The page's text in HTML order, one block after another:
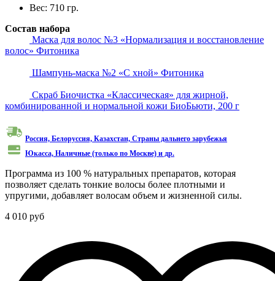
Вес: 710 гр.
Состав набора
Маска для волос №3 «Нормализация и восстановление
волос» Фитоника
Шампунь-маска №2 «С хной» Фитоника
Скраб Биочистка «Классическая» для жирной,
комбинированной и нормальной кожи БиоБьюти, 200 г
Россия, Белоруссия, Казахстан, Cтраны дальнего зарубежья
Юкасса, Наличные (только по Москве) и др.
Программа из 100 % натуральных препаратов, которая
позволяет сделать тонкие волосы более плотными и
упругими, добавляет волосам объем и жизненной силы.
4 010 руб